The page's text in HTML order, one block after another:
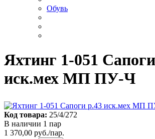
Обувь
Яхтинг 1-051
иск.мех МП ПУ-Ч
Код товара: 25/4/272
В наличии 1 пар
1 370,00 руб./пар.